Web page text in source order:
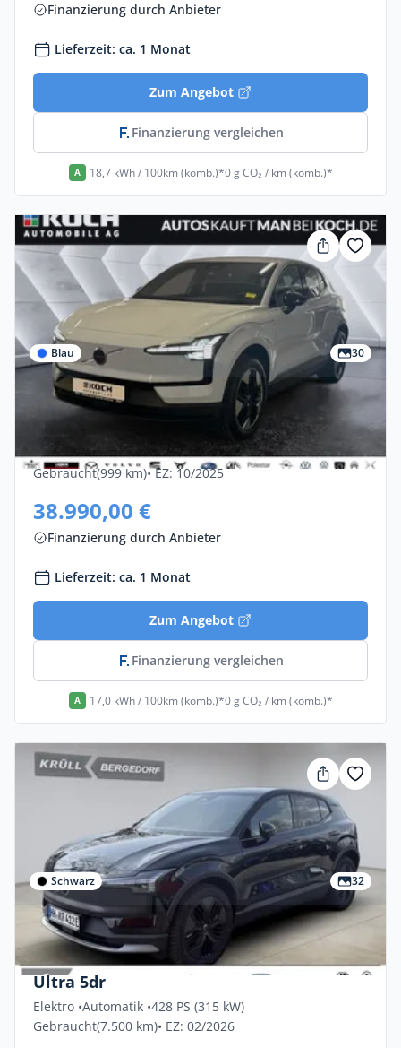
Finanzierung durch Anbieter
Lieferzeit: ca. 1 Monat
Zum Angebot
Finanzierung vergleichen
A 18,7 kWh / 100km (komb.)*0 g CO₂ / km (komb.)*
Blau 30
Gewerbe & Privat
Volvo Ex30 Single Motor Core 5dr
Elektro •Automatik •272 PS (200 kW)
Gebraucht(999 km)• EZ: 10/2025
38.990,00 €
Finanzierung durch Anbieter
Lieferzeit: ca. 1 Monat
Zum Angebot
Finanzierung vergleichen
A 17,0 kWh / 100km (komb.)*0 g CO₂ / km (komb.)*
Schwarz 32
Privat & Gewerbe
Volvo Ex30 Twin Motor Performance AWD
Ultra 5dr
Elektro •Automatik •428 PS (315 kW)
Gebraucht(7.500 km)• EZ: 02/2026